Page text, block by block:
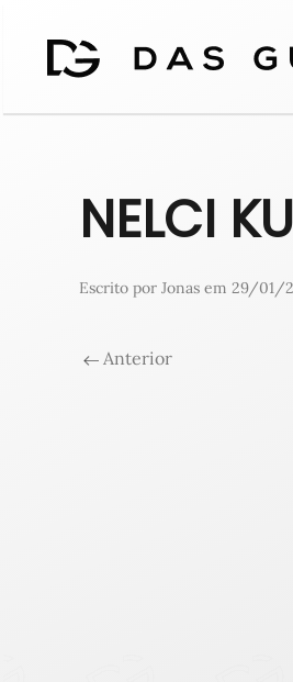
NELCI
Escrito por Jonas em 29/01/
Anterior